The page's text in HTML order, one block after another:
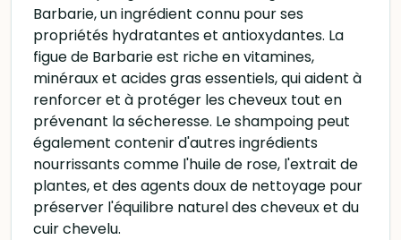
Barbarie, un ingrédient connu pour ses
propriétés hydratantes et antioxydantes. La
figue de Barbarie est riche en vitamines,
minéraux et acides gras essentiels, qui aident à
renforcer et à protéger les cheveux tout en
prévenant la sécheresse. Le shampoing peut
également contenir d'autres ingrédients
nourrissants comme l'huile de rose, l'extrait de
plantes, et des agents doux de nettoyage pour
préserver l'équilibre naturel des cheveux et du
cuir chevelu.